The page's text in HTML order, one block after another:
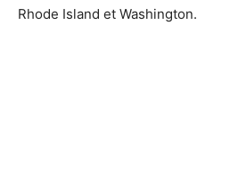
Rhode Island et Washington.